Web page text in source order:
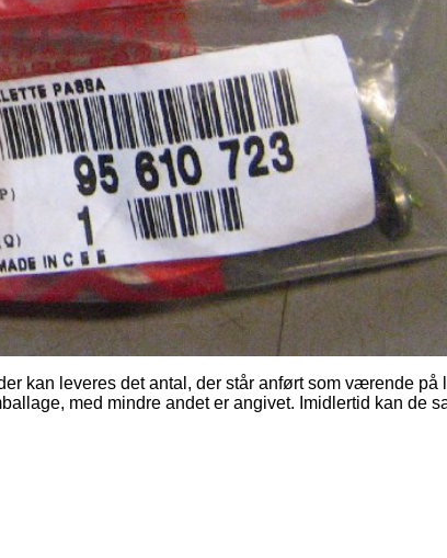
kan leveres det antal, der står anført som værende på
med mindre andet er angivet. Imidlertid kan